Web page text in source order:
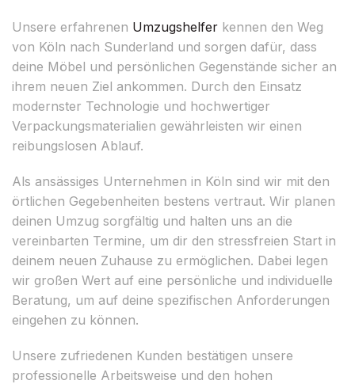
Unsere erfahrenen Umzugshelfer kennen den Weg
von Köln nach Sunderland und sorgen dafür, dass
deine Möbel und persönlichen Gegenstände sicher an
ihrem neuen Ziel ankommen. Durch den Einsatz
modernster Technologie und hochwertiger
Verpackungsmaterialien gewährleisten wir einen
reibungslosen Ablauf.
Als ansässiges Unternehmen in Köln sind wir mit den
örtlichen Gegebenheiten bestens vertraut. Wir planen
deinen Umzug sorgfältig und halten uns an die
vereinbarten Termine, um dir den stressfreien Start in
deinem neuen Zuhause zu ermöglichen. Dabei legen
wir großen Wert auf eine persönliche und individuelle
Beratung, um auf deine spezifischen Anforderungen
eingehen zu können.
Unsere zufriedenen Kunden bestätigen unsere
professionelle Arbeitsweise und den hohen